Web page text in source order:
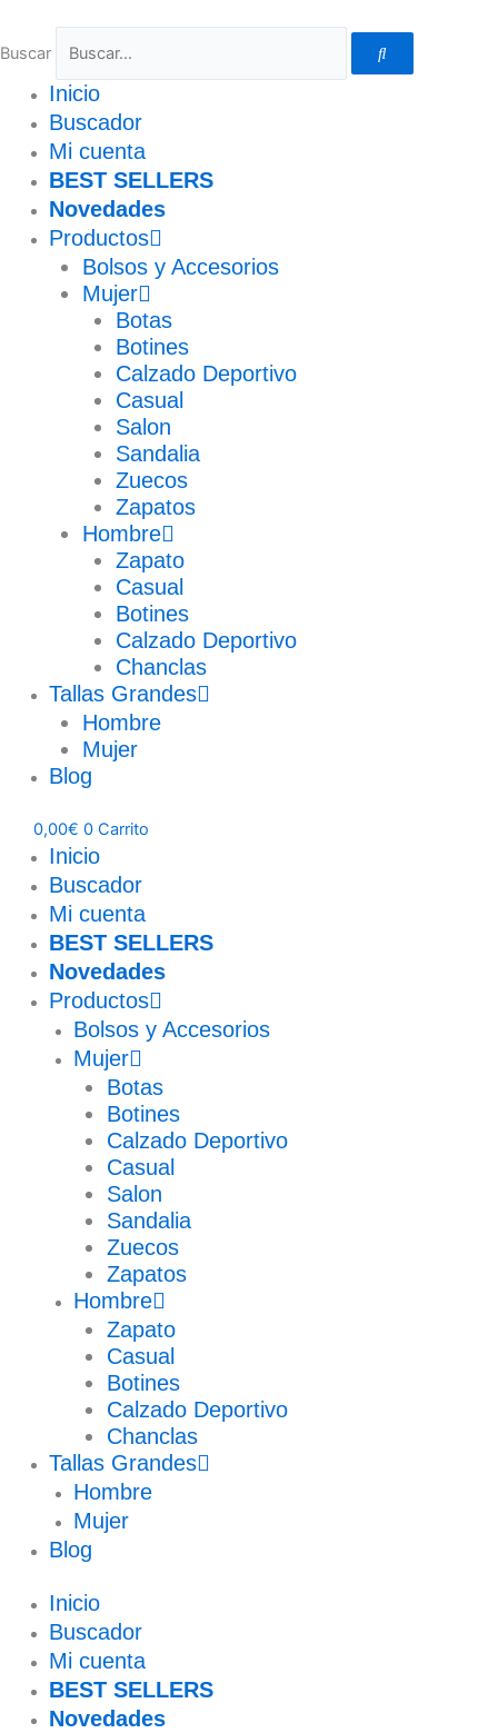
contenido
Buscar
Inicio
Buscador
Mi cuenta
BEST SELLERS
Novedades
Productos
Bolsos y Accesorios
Mujer
Botas
Botines
Calzado Deportivo
Casual
Salon
Sandalia
Zuecos
Zapatos
Hombre
Zapato
Casual
Botines
Calzado Deportivo
Chanclas
Tallas Grandes
Hombre
Mujer
Blog
0,00€ 0 Carrito
Inicio
Buscador
Mi cuenta
BEST SELLERS
Novedades
Productos
Bolsos y Accesorios
Mujer
Botas
Botines
Calzado Deportivo
Casual
Salon
Sandalia
Zuecos
Zapatos
Hombre
Zapato
Casual
Botines
Calzado Deportivo
Chanclas
Tallas Grandes
Hombre
Mujer
Blog
Inicio
Buscador
Mi cuenta
BEST SELLERS
Novedades